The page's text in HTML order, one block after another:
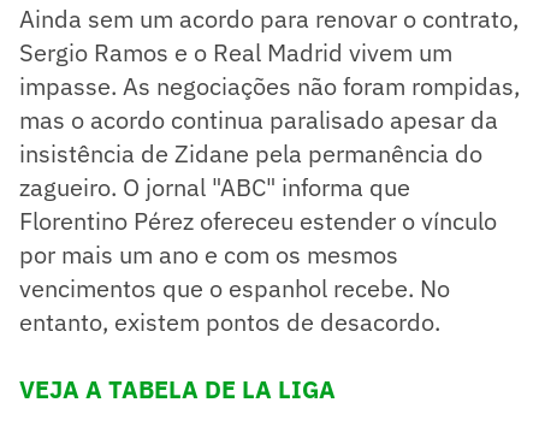
Ainda sem um acordo para renovar o contrato,
Sergio Ramos e o Real Madrid vivem um
impasse. As negociações não foram rompidas,
mas o acordo continua paralisado apesar da
insistência de Zidane pela permanência do
zagueiro. O jornal "ABC" informa que
Florentino Pérez ofereceu estender o vínculo
por mais um ano e com os mesmos
vencimentos que o espanhol recebe. No
entanto, existem pontos de desacordo.
VEJA A TABELA DE LA LIGA